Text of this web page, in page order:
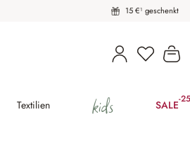
15 €¹ geschenkt
Textilien kids SALE-